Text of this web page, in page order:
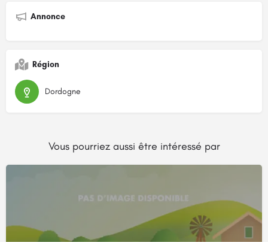
Annonce
Région
Dordogne
Vous pourriez aussi être intéressé par